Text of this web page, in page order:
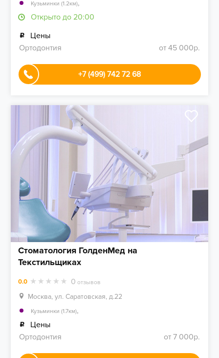
Кузьминки (1.2км),
Открыто до 20:00
Цены
Ортодонтия
от 45 000р.
+7 (499) 742 72 68
Стоматология ГолденМед на
Текстильщиках
0.0 0 отзывов
Москва, ул. Саратовская, д.22
Кузьминки (1.7км),
Цены
Ортодонтия
от 7 000р.